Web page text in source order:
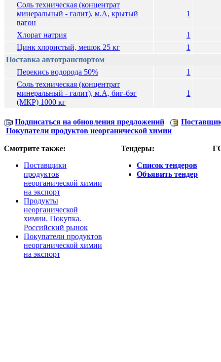
Соль техническая (концентрат
минеральный - галит), м.А, крытый
вагон
1
Хлорат натрия
1
Цинк хлористый, мешок 25 кг
1
Поставка автотранспортом
Перекись водорода 50%
1
Соль техническая (концентрат
минеральный - галит), м.А, биг-бэг
(МКР) 1000 кг
1
Подписаться на обновления предложений
Покупатели продуктов неорганической химии
Смотрите также:
Поставщики
продуктов
неорганической химии
на экспорт
Продукты
неорганической
химии. Покупка.
Российский рынок
Покупатели продуктов
неорганической химии
на экспорт
Тендеры:
Список тендеров
Объявить тендер